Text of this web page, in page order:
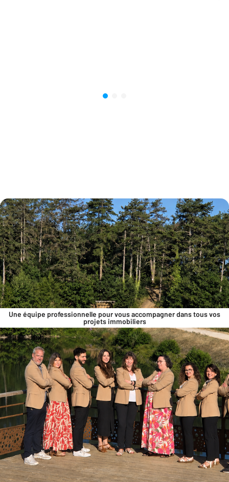
Une équipe professionnelle pour vous accompagner dans tous vos
projets immobiliers
Pourquoi choisir CENTURY 21 SG Immo ?
Acteur de référence sur Graulhet et ses environs notre
agence CENTURY 21 SG Immo s’appuie sur une